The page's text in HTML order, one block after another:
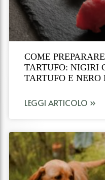
COME
TARTUFO: NIGIRI
TARTUFO E NERO
LEGGI ARTICOLO »